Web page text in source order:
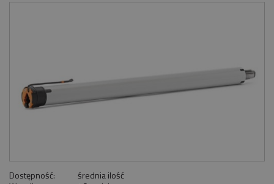
Dostępność:
średnia ilość